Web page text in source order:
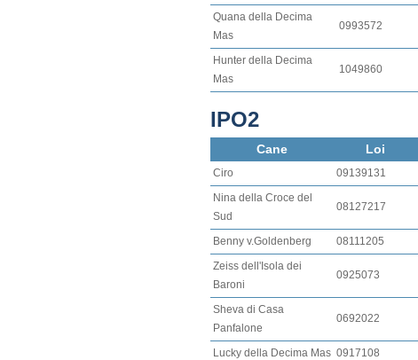
Quana della Decima
Mas
0993572
Hunter della Decima
Mas
1049860
IPO2
Cane Loi
Ciro 09139131
Nina della Croce del
Sud
08127217
Benny v.Goldenberg 08111205
Zeiss dell'Isola dei
Baroni
0925073
Sheva di Casa
Panfalone
0692022
Lucky della Decima Mas 0917108